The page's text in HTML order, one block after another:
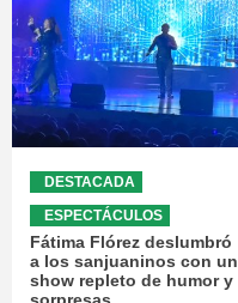
DESTACADA
ESPECTÁCULOS
Fátima Flórez deslumbró
a los sanjuaninos con un
show repleto de humor y